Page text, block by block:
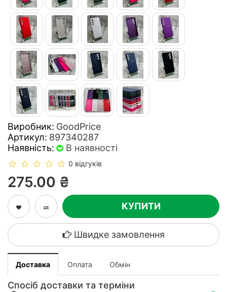
Виробник: GoodPrice
Артикул: 897340287
Наявність:
В наявності
0 відгуків
275.00 ₴
КУПИТИ
Швидке замовлення
Доставка Оплата Обмін
Спосіб доставки та терміни